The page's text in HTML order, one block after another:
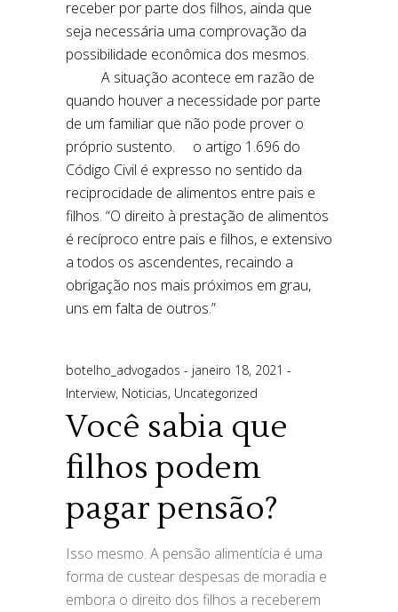
botelho_advogados
janeiro 18, 2021
Interview, Noticias, Uncategorized
Você sabia que
filhos podem
pagar pensão?
Isso mesmo. A pensão alimentícia é uma
forma de custear despesas de moradia e
embora o direito dos filhos a receberem